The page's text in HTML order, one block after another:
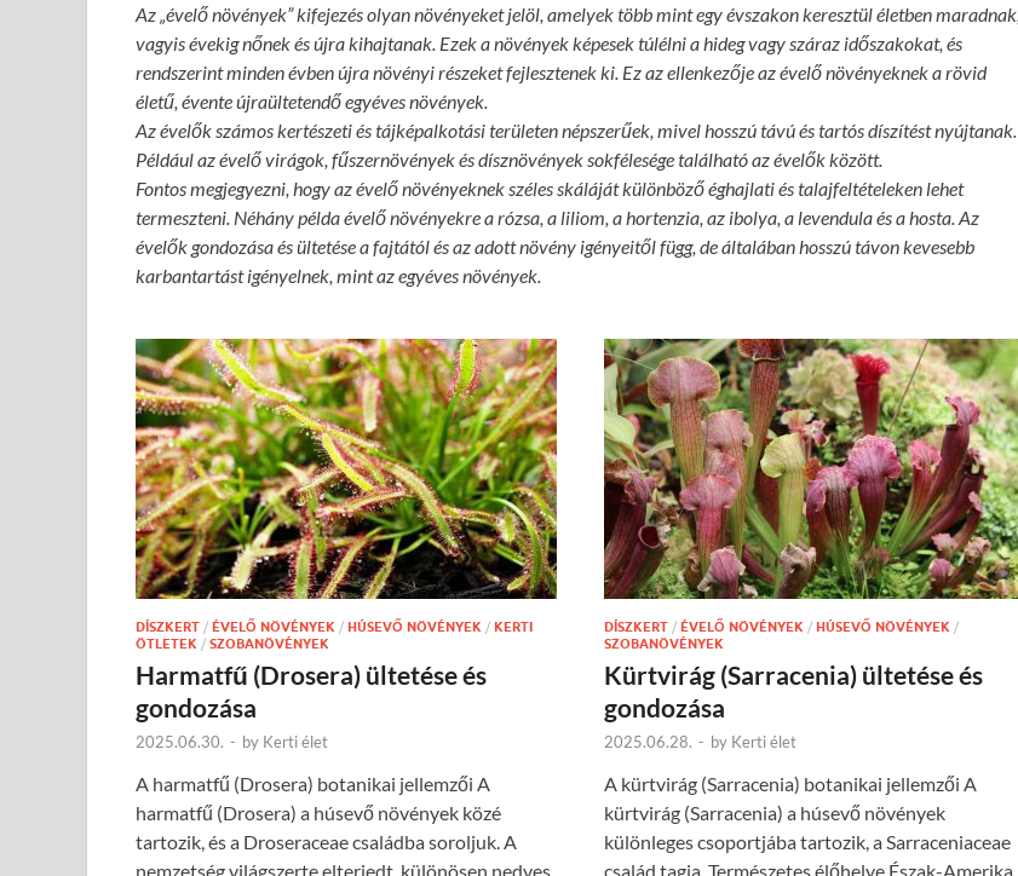
Az „évelő növények” kifejezés olyan növényeket jelöl, amelyek több mint egy évszakon keresztül életben maradnak,
vagyis évekig nőnek és újra kihajtanak. Ezek a növények képesek túlélni a hideg vagy száraz időszakokat, és
rendszerint minden évben újra növényi részeket fejlesztenek ki. Ez az ellenkezője az évelő növényeknek a rövid
életű, évente újraültetendő egyéves növények.
Az évelők számos kertészeti és tájképalkotási területen népszerűek, mivel hosszú távú és tartós díszítést nyújtanak.
Például az évelő virágok, fűszernövények és dísznövények sokfélesége található az évelők között.
Fontos megjegyezni, hogy az évelő növényeknek széles skáláját különböző éghajlati és talajfeltételeken lehet
termeszteni. Néhány példa évelő növényekre a rózsa, a liliom, a hortenzia, az ibolya, a levendula és a hosta. Az
évelők gondozása és ültetése a fajtától és az adott növény igényeitől függ, de általában hosszú távon kevesebb
karbantartást igényelnek, mint az egyéves növények.
DÍSZKERT / ÉVELŐ NÖVÉNYEK / HÚSEVŐ NÖVÉNYEK / KERTI
ÖTLETEK / SZOBANÖVÉNYEK
Harmatfű (Drosera) ültetése és
gondozása
2025.06.30. - by Kerti élet
A harmatfű (Drosera) botanikai jellemzői A
harmatfű (Drosera) a húsevő növények közé
tartozik, és a Droseraceae családba soroljuk. A
nemzetség világszerte elterjedt, különösen nedves,
DÍSZKERT / ÉVELŐ NÖVÉNYEK / HÚSEVŐ NÖVÉNYEK /
SZOBANÖVÉNYEK
Kürtvirág (Sarracenia) ültetése és
gondozása
2025.06.28. - by Kerti élet
A kürtvirág (Sarracenia) botanikai jellemzői A
kürtvirág (Sarracenia) a húsevő növények
különleges csoportjába tartozik, a Sarraceniaceae
család tagja. Természetes élőhelye Észak-Amerika